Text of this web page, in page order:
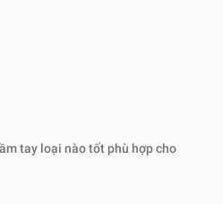
tay loại nào tốt phù hợp cho